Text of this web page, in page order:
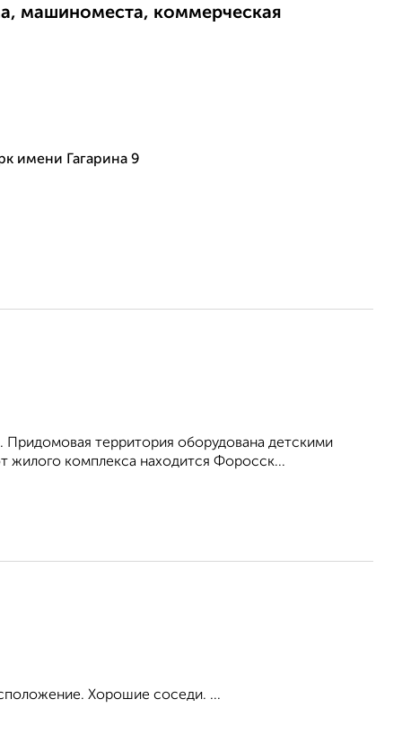
машиноместа, коммерческая
имени Гагарина 9
территория оборудована детскими
жилого комплекса находится Форосск...
Хорошие соседи. ...